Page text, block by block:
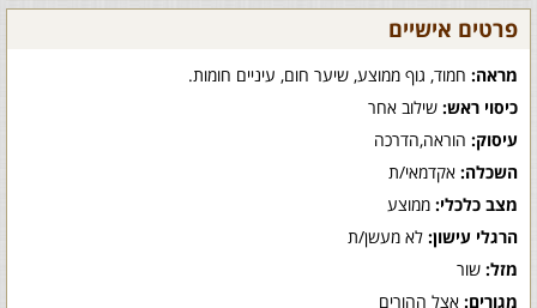
פרטים אישיים
מראה: חמוד, גוף ממוצע, שיער חום, עיניים חומות.
כיסוי ראש: שילוב אחר
עיסוק: הוראה,הדרכה
השכלה: אקדמאי/ת
מצב כלכלי: ממוצע
הרגלי עישון: לא מעשן/ת
מזל: שור
מגורים: אצל ההורים